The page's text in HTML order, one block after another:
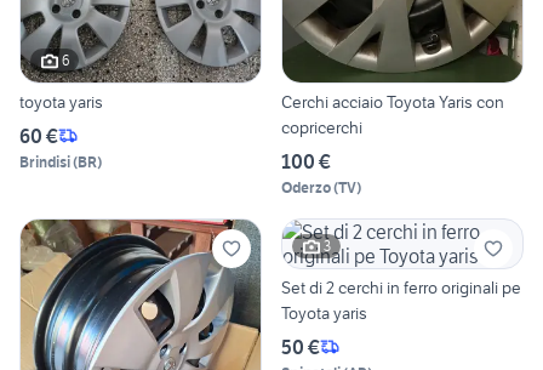
6
toyota yaris
60 €
Brindisi(BR)
Cerchi acciaio Toyota Yaris con
copricerchi
100 €
Oderzo(TV)
3
Set di 2 cerchi in ferro originali pe
Toyota yaris
50 €